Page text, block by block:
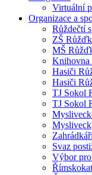
Virtuální
Organizace a
Růždečtí
ZŠ
MŠ
Knihovna
Hasiči
Hasiči
TJ Sokol
TJ Sokol
Svaz
Výbor